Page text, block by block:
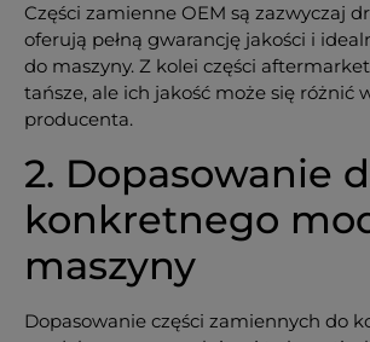
Części zamienne OEM są zazwyczaj
oferują pełną gwarancję jakości i
do maszyny. Z kolei części
tańsze, ale ich jakość może się różnić
producenta.
2. Dopasowanie
konkretnego
maszyny
Dopasowanie części zamiennych do